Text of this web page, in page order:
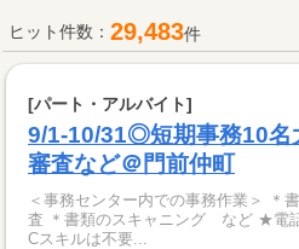
ヒット件数： 29,483件
[パート・アルバイト]
9/1-10/31◎短期事務10名
審査など＠門前仲町
＜事務センター内での事務作業＞ ＊書類の開封・仕分け ＊内容の審
査 ＊書類のスキャニング など ★電話・来客対応はありません ★P
Cスキルは不要...